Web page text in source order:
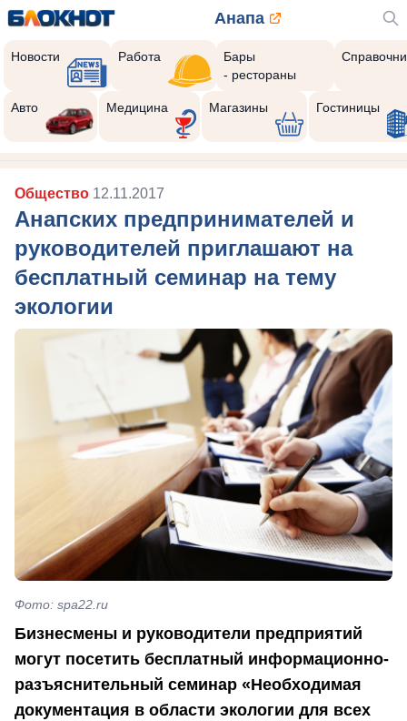
Анапа
Новости Работа
Бары
- рестораны
Авто Медицина Магазины Гостиницы
Общество 12.11.2017
Анапских предпринимателей и
руководителей приглашают на
бесплатный семинар на тему
экологии
Фото: spa22.ru
Бизнесмены и руководители предприятий
могут посетить бесплатный информационно-
разъяснительный семинар «Необходимая
документация в области экологии для всех